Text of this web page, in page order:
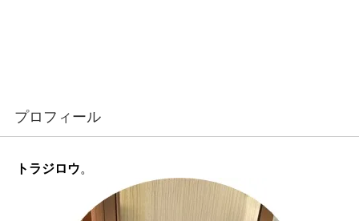
プロフィール
トラジロウ。